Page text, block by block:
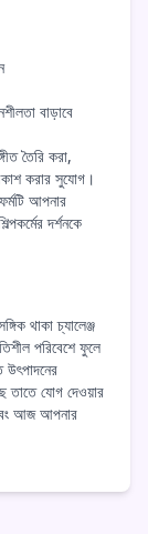
বাড়াবে
তৈরি করা,
করার সুযোগ।
আপনার
দর্শনকে
থাকা চ্যালেঞ্জ
পরিবেশে ফুলে
উৎপাদনের
তাতে যোগ দেওয়ার
আজ আপনার